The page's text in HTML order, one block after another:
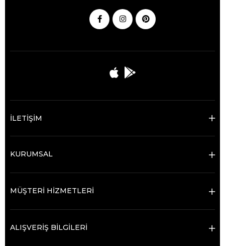
İLETİŞİM
KURUMSAL
MÜŞTERİ HİZMETLERİ
ALIŞVERİŞ BİLGİLERİ